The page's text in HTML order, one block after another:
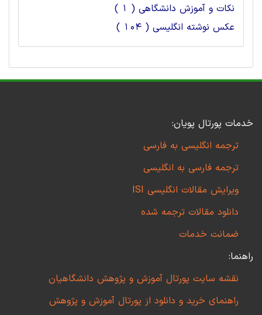
نکات و آموزش دانشگاهی ( 1 )
عکس نوشته انگلیسی ( 104 )
خدمات پورتال پویان:
ترجمه انگلیسی به فارسی
ترجمه فارسی به انگلیسی
ویرایش مقالات انگلیسی ISI
دانلود مقالات ترجمه شده
ضمانت خدمات
راهنما:
نقشه سایت پورتال آموزش و پژوهش دانشگاهیان
راهنمای خرید و دانلود از پورتال آموزش و پژوهش